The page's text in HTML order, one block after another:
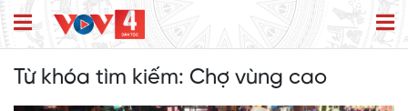
Từ khóa tìm kiếm: Chợ vùng cao